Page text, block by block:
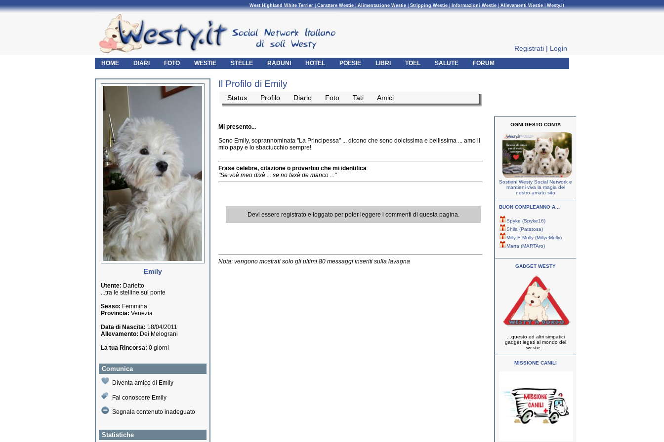
West Highland White Terrier|Carattere Westie|Alimentazione Westie|Stripping Westie| Informazioni Westie|Allevamenti Westie|Westy.it
Registrati | Login
HOME DIARI FOTO WESTIE STELLE RADUNI HOTEL POESIE LIBRI TOEL SALUTE FORUM
Emily
Utente: Darietto
...tra le stelline sul ponte
Sesso: Femmina
Provincia: Venezia
Data di Nascita: 18/04/2011
Allevamento: Dei Melograni
La tua Rincorsa: 0 giorni
Comunica
Diventa amico di Emily
Fai conoscere Emily
Segnala contenuto inadeguato
Statistiche
Il Profilo di Emily
Status Profilo Diario Foto Tati Amici
Mi presento...
Sono Emily, soprannominata "La Principessa" ... dicono che sono dolcissima e bellissima ... amo il
mio papy e lo sbaciucchio sempre!
Frase celebre, citazione o proverbio che mi identifica:
"Se voè meo dixè ... se no faxè de manco ..."
Devi essere registrato e loggato per poter leggere i commenti di questa pagina.
Nota: vengono mostrati solo gli ultimi 80 messaggi inseriti sulla lavagna
OGNI GESTO CONTA
Sostieni Westy Social Network e
mantieni viva la magia del
nostro amato sito
BUON COMPLEANNO A...
Spyke (Spyke16)
Shila (Patatosa)
Milly E Molly (MillyeMolly)
Marta (MARTAro)
GADGET WESTY
...questo ed altri simpatici
gadget legati al mondo dei
westie...
MISSIONE CANILI